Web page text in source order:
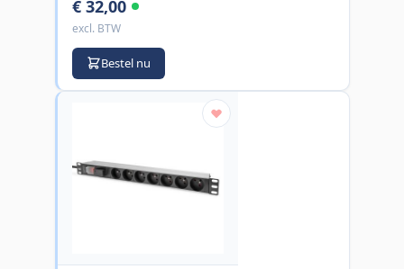
€ 32,00
excl. BTW
Bestel nu